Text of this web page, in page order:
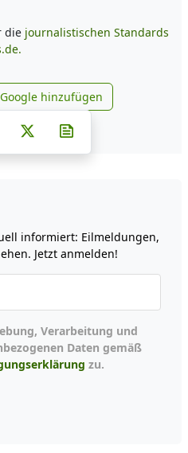
die journalistischen Standards
news.de zu Google
hinzufügen
auf Facebook
Teilen auf Whatsapp
Teilen auf Telegram
Pinterest
E-Mail teilen
Post auf X
informiert: Eilmeldungen,
Jetzt anmelden!
Daten gemäß
zu.